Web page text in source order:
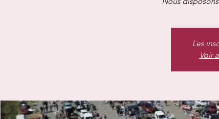
Les
Voir